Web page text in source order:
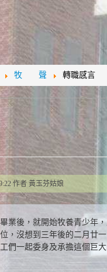
牧 聲 轉職感言
作者 黃玉芬姑娘
業後，就開始牧養青少年
，沒想到三年後的二月廿
們一起委身及承擔這個巨大